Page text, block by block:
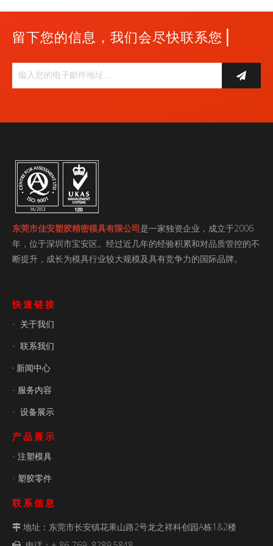
留下您的信息，我们会尽快联系您 |
东莞市佳安塑胶精密模具有限公司是一家独资企业，成立于2006
年，位于深圳市宝安区。经过近几年的经验积累和对品质管控的不
断提升，成长为模具行业较大规模及具有竞争力的国际品牌。
快速链接
· 关于我们
· 联系我们
· 新闻中心
· 服务内容
· 设备展示
产品展示
· 注塑模具
· 塑胶零件
联系信息
 地址：东莞市长安镇花果山路2号龙之祥科创园A栋1&2楼